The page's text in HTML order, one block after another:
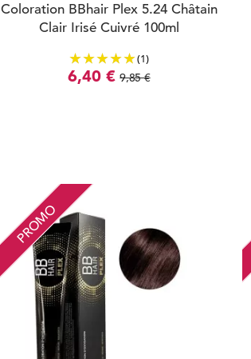
Coloration BBhair Plex 5.24 Châtain
Clair Irisé Cuivré 100ml
(1)
6,40 € 9,85 €
PROMO